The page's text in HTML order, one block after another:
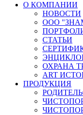
О КОМПАНИИ
НОВОСТИ
ООО
СТАТЬИ
ОХРАНА
ART
ПРОДУКЦИЯ